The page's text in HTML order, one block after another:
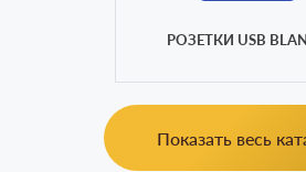
РОЗЕТКИ USB
Показать весь